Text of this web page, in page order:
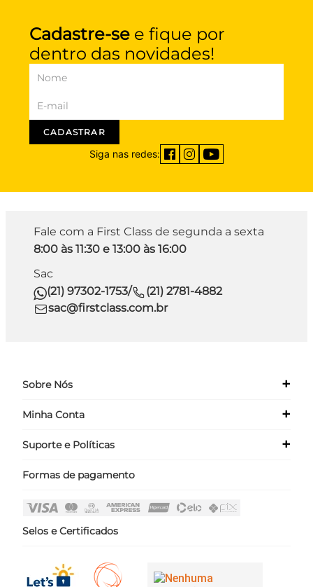
Cadastre-se e fique por
dentro das novidades!
CADASTRAR
Siga nas redes:
Fale com a First Class de segunda a sexta
8:00 às 11:30 e 13:00 às 16:00
Sac
(21) 97302-1753/
(21) 2781-4882
sac@firstclass.com.br
Sobre Nós +
Quem Somos
Minha Conta +
Meus Dados
Suporte e Políticas +
Políticas
Fale Conosco
Formas de pagamento
Selos e Certificados